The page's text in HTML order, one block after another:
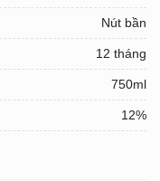
Nút bần
12 tháng
750ml
12%